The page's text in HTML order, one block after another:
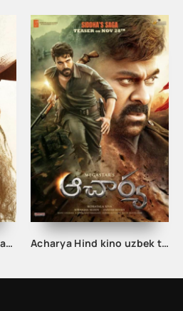
Laal Sinx / Laal Singh Chaddha hind kino Uzbek Tilida 2022 Acharya Hind kino uzbek tilida 2022